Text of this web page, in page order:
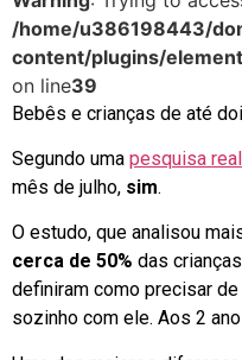
/home/u386198443/
content/plugins/
on line39
Bebês e crianças de até
Segundo uma pesquisa
mês de julho, sim.
O estudo, que analisou
cerca de 50% das
definiram como precisar
sozinho com ele. Aos 2